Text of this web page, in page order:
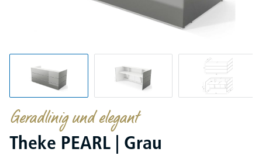
Geradlinig und elegant
Theke PEARL | Grau